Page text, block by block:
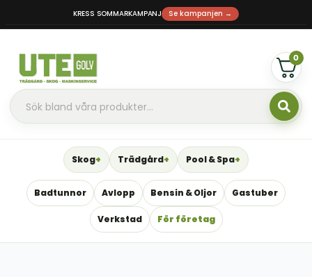
KRESS SOMMARKAMPANJ Se kampanjen →
0
Skog Trädgård Pool & Spa
Badtunnor Avlopp Bensin & Oljor Gastuber
Verkstad För företag